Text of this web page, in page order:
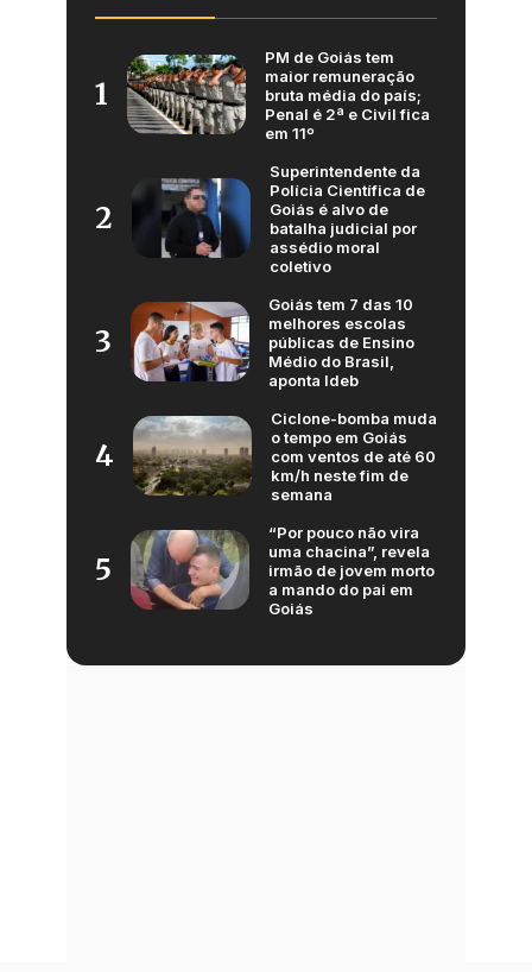
1
PM de Goiás tem
maior remuneração
bruta média do país;
Penal é 2ª e Civil fica
em 11º
2
Superintendente da
Polícia Científica de
Goiás é alvo de
batalha judicial por
assédio moral
coletivo
3
Goiás tem 7 das 10
melhores escolas
públicas de Ensino
Médio do Brasil,
aponta Ideb
4
Ciclone-bomba muda
o tempo em Goiás
com ventos de até 60
km/h neste fim de
semana
5
“Por pouco não vira
uma chacina”, revela
irmão de jovem morto
a mando do pai em
Goiás